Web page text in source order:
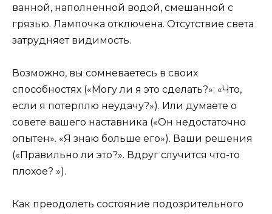
ванной, наполненной водой, смешанной с
грязью. Лампочка отключена. Отсутствие света
затрудняет видимость.
Возможно, вы сомневаетесь в своих
способностях («Могу ли я это сделать?»; «Что,
если я потерплю неудачу?»). Или думаете о
совете вашего наставника («Он недостаточно
опытен». «Я знаю больше его»). Ваши решения
(«Правильно ли это?». Вдруг случится что-то
плохое? »).
Как преодолеть состояние подозрительного